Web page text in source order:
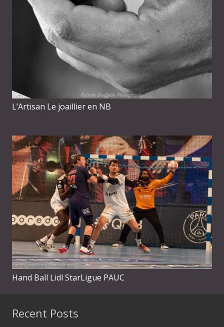
L’Artisan Le joaillier en NB
Hand Ball Lidl StarLigue PAUC
Recent Posts